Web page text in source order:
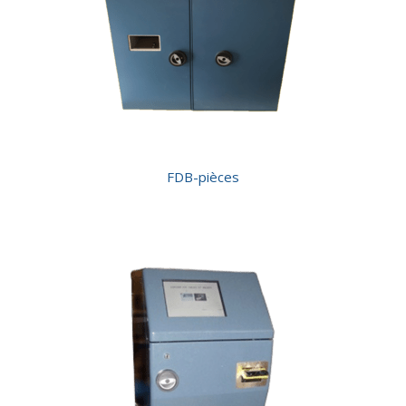
FDB-pièces